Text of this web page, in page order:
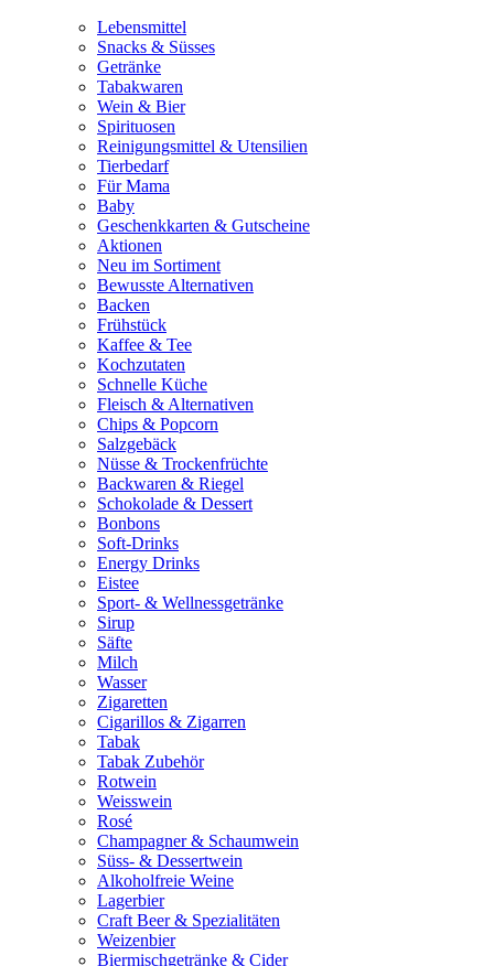
Lebensmittel
Snacks & Süsses
Getränke
Tabakwaren
Wein & Bier
Spirituosen
Reinigungsmittel & Utensilien
Tierbedarf
Für Mama
Baby
Geschenkkarten & Gutscheine
Aktionen
Neu im Sortiment
Bewusste Alternativen
Backen
Frühstück
Kaffee & Tee
Kochzutaten
Schnelle Küche
Fleisch & Alternativen
Chips & Popcorn
Salzgebäck
Nüsse & Trockenfrüchte
Backwaren & Riegel
Schokolade & Dessert
Bonbons
Soft-Drinks
Energy Drinks
Eistee
Sport- & Wellnessgetränke
Sirup
Säfte
Milch
Wasser
Zigaretten
Cigarillos & Zigarren
Tabak
Tabak Zubehör
Rotwein
Weisswein
Rosé
Champagner & Schaumwein
Süss- & Dessertwein
Alkoholfreie Weine
Lagerbier
Craft Beer & Spezialitäten
Weizenbier
Biermischgetränke & Cider